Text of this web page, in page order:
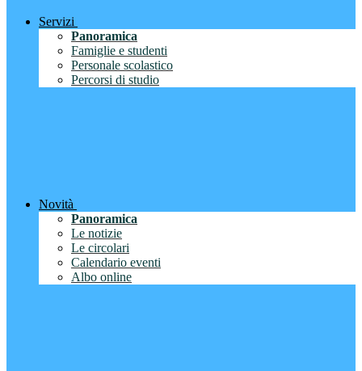
Servizi
Panoramica
Famiglie e studenti
Personale scolastico
Percorsi di studio
Novità
Panoramica
Le notizie
Le circolari
Calendario eventi
Albo online